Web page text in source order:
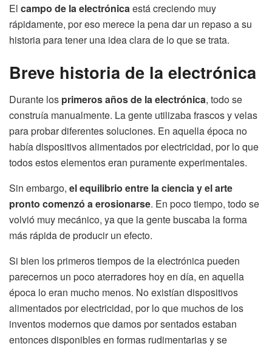
El campo de la electrónicaestá creciendo muy
rápidamente, por eso merece la pena dar un repaso a su
historia para tener una idea clara de lo que se trata.
Breve historia de la electrónica
Durante los primeros años de la electrónica, todo se
construía manualmente. La gente utilizaba frascos y velas
para probar diferentes soluciones. En aquella época no
había dispositivos alimentados por electricidad, por lo que
todos estos elementos eran puramente experimentales.
Sin embargo, el equilibrio entre la ciencia y el arte
pronto comenzó a erosionarse. En poco tiempo, todo se
volvió muy mecánico, ya que la gente buscaba la forma
más rápida de producir un efecto.
Si bien los primeros tiempos de la electrónica pueden
parecernos un poco aterradores hoy en día, en aquella
época lo eran mucho menos. No existían dispositivos
alimentados por electricidad, por lo que muchos de los
inventos modernos que damos por sentados estaban
entonces disponibles en formas rudimentarias y se